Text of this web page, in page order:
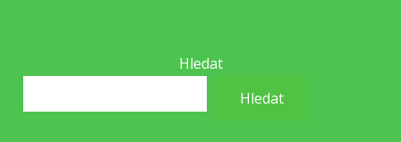
Hledat
Hledat